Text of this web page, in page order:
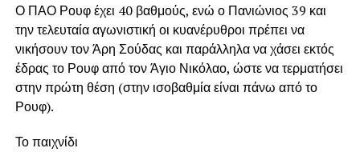
Ο ΠΑΟ Ρουφ έχει 40 βαθμούς, ενώ ο Πανιώνιος 39 και
την τελευταία αγωνιστική οι κυανέρυθροι πρέπει να
νικήσουν τον Άρη Σούδας και παράλληλα να χάσει εκτός
έδρας το Ρουφ από τον Άγιο Νικόλαο, ώστε να τερματήσει
στην πρώτη θέση (στην ισοβαθμία είναι πάνω από το
Ρουφ).
Το παιχνίδι